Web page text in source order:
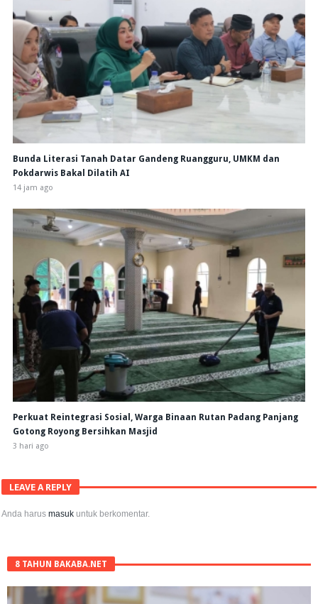
Bunda Literasi Tanah Datar Gandeng Ruangguru, UMKM dan
Pokdarwis Bakal Dilatih AI
14 jam ago
Perkuat Reintegrasi Sosial, Warga Binaan Rutan Padang Panjang
Gotong Royong Bersihkan Masjid
3 hari ago
LEAVE A REPLY
Anda harusmasuk untuk berkomentar.
8 TAHUN BAKABA.NET